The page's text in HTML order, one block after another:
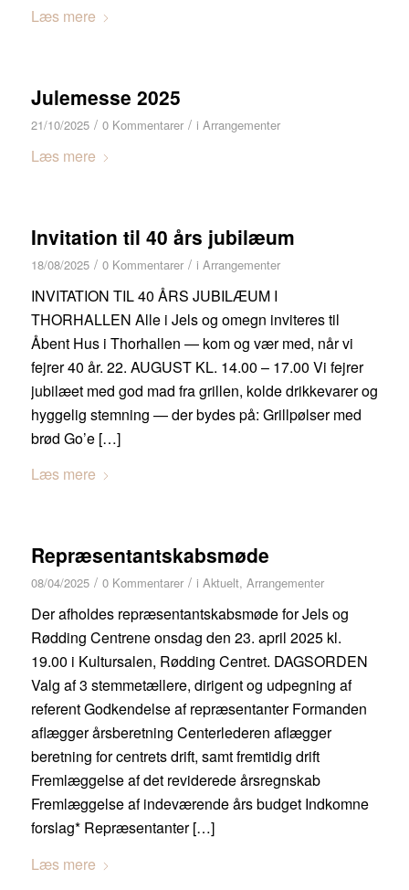
Læs mere
Julemesse 2025
21/10/2025 / 0 Kommentarer / i Arrangementer
Læs mere
Invitation til 40 års jubilæum
18/08/2025 / 0 Kommentarer / i Arrangementer
INVITATION TIL 40 ÅRS JUBILÆUM I
THORHALLEN Alle i Jels og omegn inviteres til
Åbent Hus i Thorhallen — kom og vær med, når vi
fejrer 40 år. 22. AUGUST KL. 14.00 – 17.00 Vi fejrer
jubilæet med god mad fra grillen, kolde drikkevarer og
hyggelig stemning — der bydes på: Grillpølser med
brød Go’e […]
Læs mere
Repræsentantskabsmøde
08/04/2025 / 0 Kommentarer / i Aktuelt, Arrangementer
Der afholdes repræsentantskabsmøde for Jels og
Rødding Centrene onsdag den 23. april 2025 kl.
19.00 i Kultursalen, Rødding Centret. DAGSORDEN
Valg af 3 stemmetællere, dirigent og udpegning af
referent Godkendelse af repræsentanter Formanden
aflægger årsberetning Centerlederen aflægger
beretning for centrets drift, samt fremtidig drift
Fremlæggelse af det reviderede årsregnskab
Fremlæggelse af indeværende års budget Indkomne
forslag* Repræsentanter […]
Læs mere